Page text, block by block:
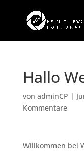
Hallo
von adminCP |
Kommentare
Willkommen bei